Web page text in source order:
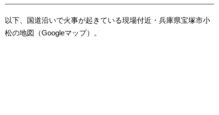
以下、国道沿いで火事が起きている現場付近・兵庫県宝塚市小
松の地図（Googleマップ）。